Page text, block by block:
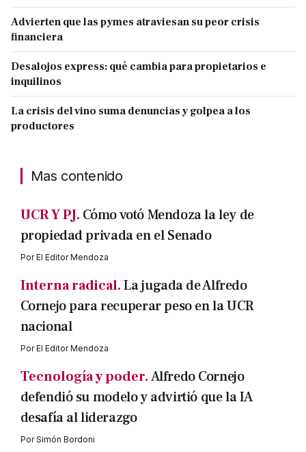
Advierten que las pymes atraviesan su peor crisis
financiera
Desalojos express: qué cambia para propietarios e
inquilinos
La crisis del vino suma denuncias y golpea a los
productores
Mas contenido
UCR Y PJ. Cómo votó Mendoza la ley de
propiedad privada en el Senado
PorEl Editor Mendoza
Interna radical.La jugada de Alfredo
Cornejo para recuperar peso en la UCR
nacional
PorEl Editor Mendoza
Tecnología y poder.Alfredo Cornejo
defendió su modelo y advirtió que la IA
desafía al liderazgo
PorSimón Bordoni